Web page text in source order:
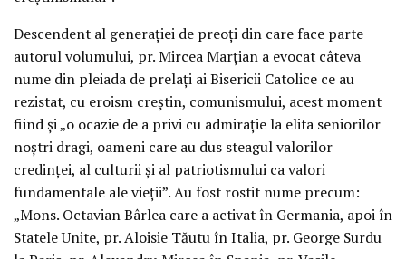
Descendent al generației de preoți din care face parte
autorul volumului, pr. Mircea Marțian a evocat câteva
nume din pleiada de prelați ai Bisericii Catolice ce au
rezistat, cu eroism creștin, comunismului, acest moment
fiind și „o ocazie de a privi cu admirație la elita seniorilor
noștri dragi, oameni care au dus steagul valorilor
credinței, al culturii și al patriotismului ca valori
fundamentale ale vieții”. Au fost rostit nume precum:
„Mons. Octavian Bârlea care a activat în Germania, apoi în
Statele Unite, pr. Aloisie Tăutu în Italia, pr. George Surdu